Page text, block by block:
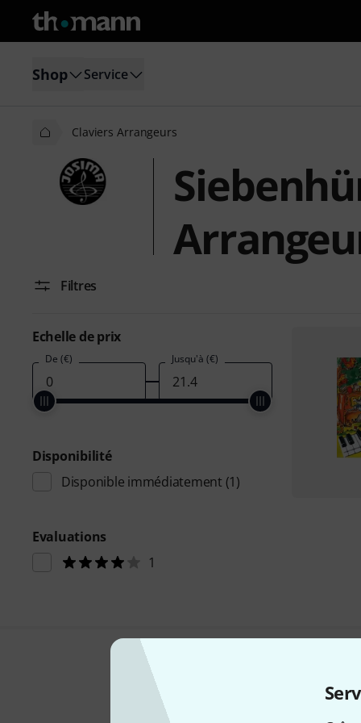
Shop Service
Claviers Arrangeurs
Filtres
Echelle de prix
De (€) Jusqu'à (€)
Disponibilité
Disponible immédiatement (1)
Evaluations
1